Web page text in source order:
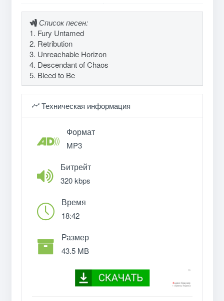
Список песен:
1. Fury Untamed
2. Retribution
3. Unreachable Horizon
4. Descendant of Chaos
5. Bleed to Be
Техническая информация
Формат
MP3
Битрейт
320 kbps
Время
18:42
Размер
43.5 MB